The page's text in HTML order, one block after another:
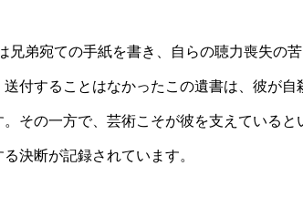
兄弟宛ての手紙を書き、自らの聴力喪失の
付することはなかったこの遺書は、彼が自
その一方で、芸術こそが彼を支えていると
決断が記録されています。